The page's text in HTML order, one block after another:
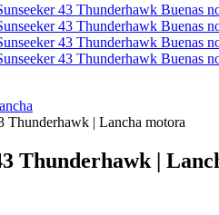
Thunderhawk | Lancha motora
Thunderhawk |